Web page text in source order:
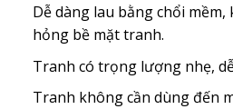
Dễ dàng lau bằng chổi
hỏng bề mặt tranh.
Tranh có trọng lượng nhẹ,
Tranh không cần dùng đến